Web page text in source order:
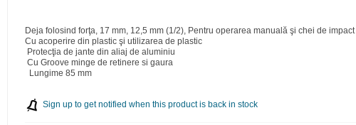
Deja folosind forţa, 17 mm, 12,5 mm (1/2), Pentru operarea manuală şi chei de impact
Cu acoperire din plastic şi utilizarea de plastic
Protecţia de jante din aliaj de aluminiu
Cu Groove minge de retinere si gaura
Lungime 85 mm
Sign up to get notified when this product is back in stock